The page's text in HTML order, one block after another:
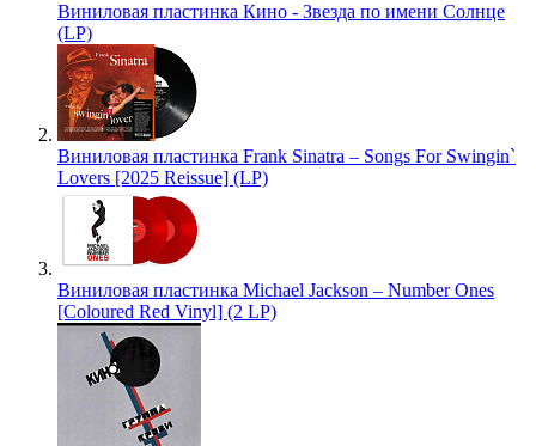
Виниловая пластинка Кино - Звезда по имени Солнце
(LP)
Виниловая пластинка Frank Sinatra – Songs For Swingin`
Lovers [2025 Reissue] (LP)
Виниловая пластинка Michael Jackson – Number Ones
[Coloured Red Vinyl] (2 LP)